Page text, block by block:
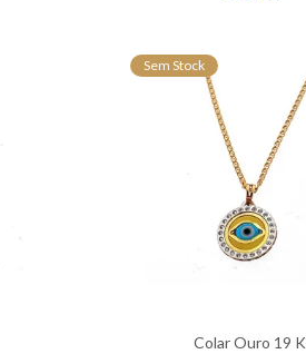
Sem Stock
Colar Ouro 19 K